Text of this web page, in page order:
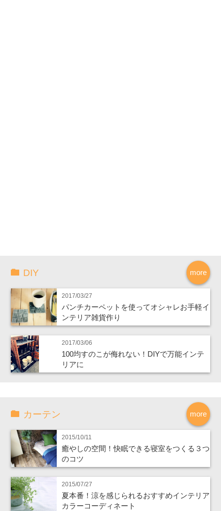
more
DIY
2017/03/27
パンチカーペットを使ってオシャレお手軽イ
ンテリア雑貨作り
2017/03/06
100均すのこが侮れない！DIYで万能インテ
リアに
more
カーテン
2015/10/11
癒やしの空間！快眠できる寝室をつくる３つ
のコツ
2015/07/27
夏本番！涼を感じられるおすすめインテリア
カラーコーディネート